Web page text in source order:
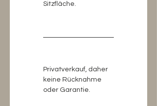
Sitzfläche.
Privatverkauf, daher
keine Rücknahme
oder Garantie.